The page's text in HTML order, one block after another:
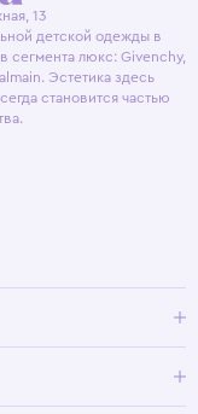
13
детской одежды в
сегмента люкс: Givenchy,
Эстетика здесь
становится частью